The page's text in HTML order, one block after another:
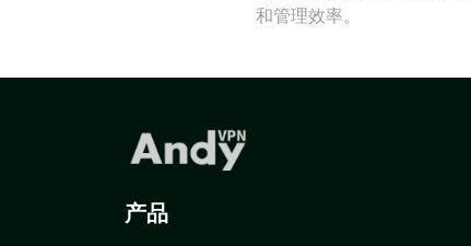
和管理效率。
产品